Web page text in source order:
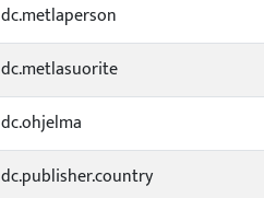
dc.metlaperson
dc.metlasuorite
dc.ohjelma
dc.publisher.country